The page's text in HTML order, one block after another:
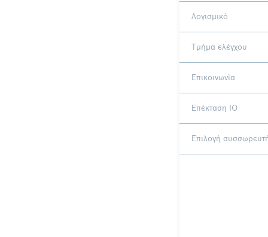
Λογισμικό
Τμήμα ελέγχου
Επικοινωνία
Επέκταση IO
Επιλογή